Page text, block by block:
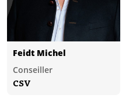
Feidt Michel
Conseiller
CSV